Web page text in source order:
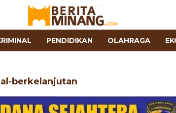
PENDIDIKAN OLAHRAGA
berkelanjutan